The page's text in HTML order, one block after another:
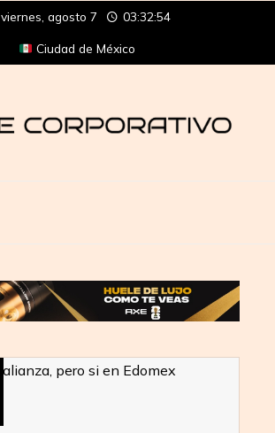
viernes, agosto 7 03:32:54
Ciudad de México